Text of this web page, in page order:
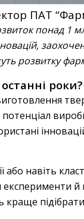
ПАТ
понад
розвитку
роки?
навіть
й